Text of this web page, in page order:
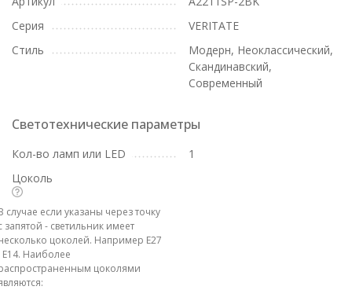
Серия
VERITATE
Стиль
Модерн, Неоклассический,
Скандинавский,
Современный
Светотехнические параметры
Кол-во ламп или LED
1
Цоколь
случае если указаны через точку
запятой - светильник имеет
цоколей. Например E27
E14. Наиболее
цоколями